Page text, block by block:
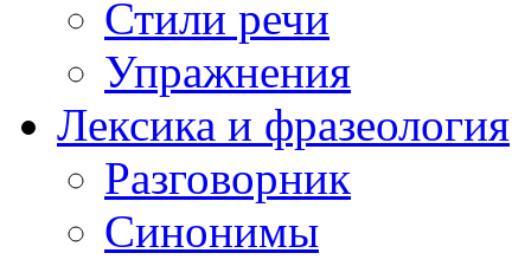
Стили речи
Упражнения
Лексика и фразеология
Разговорник
Синонимы